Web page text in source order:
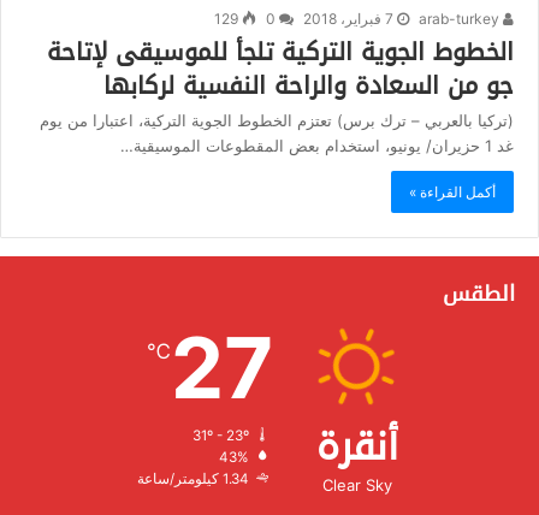
7 فبراير، 2018 129
الخطوط الجوية التركية تلجأ للموسيقى لإتاحة
جو من السعادة والراحة النفسية لركابها
(تركيا بالعربي – ترك برس) تعتزم الخطوط الجوية التركية، اعتبارا من يوم
غد 1 حزيران/ يونيو، استخدام بعض المقطوعات الموسيقية…
أكمل القراءة »
الطقس
أنقرة
Clear Sky
27
℃
الرطوبة:
الرياح: